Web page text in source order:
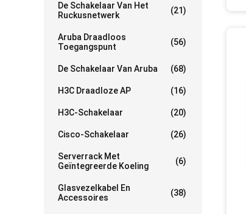
De Schakelaar Van Het
Ruckusnetwerk
(21)
Aruba Draadloos
Toegangspunt
(56)
De Schakelaar Van Aruba (68)
H3C Draadloze AP (16)
H3C-Schakelaar (20)
Cisco-Schakelaar (26)
Serverrack Met
Geïntegreerde Koeling
(6)
Glasvezelkabel En
Accessoires
(38)